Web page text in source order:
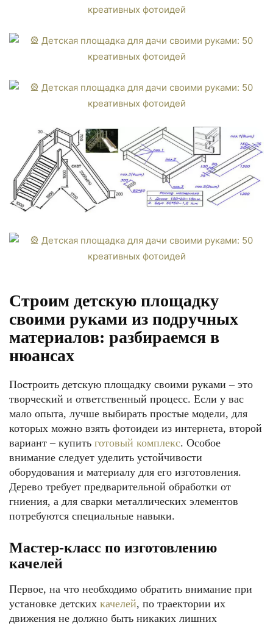
Строим детскую площадку
своими руками из подручных
материалов: разбираемся в
нюансах
Построить детскую площадку своими руками – это
творческий и ответственный процесс. Если у вас
мало опыта, лучше выбирать простые модели, для
которых можно взять фотоидеи из интернета, второй
вариант – купить готовый комплекс. Особое
внимание следует уделить устойчивости
оборудования и материалу для его изготовления.
Дерево требует предварительной обработки от
гниения, а для сварки металлических элементов
потребуются специальные навыки.
Мастер-класс по изготовлению
качелей
Первое, на что необходимо обратить внимание при
установке детских качелей, по траектории их
движения не должно быть никаких лишних